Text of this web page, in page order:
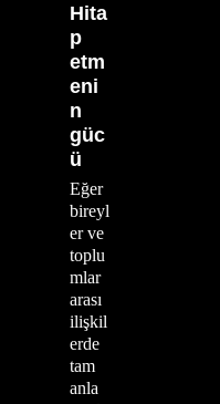
Hita
p
etm
eni
n
güc
ü
Eğer
bireyl
er ve
toplu
mlar
arası
ilişkil
erde
tam
anla